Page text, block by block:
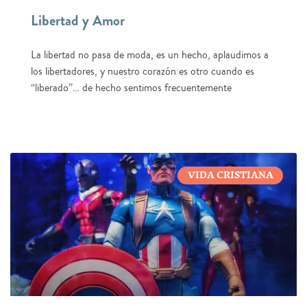
Libertad y Amor
La libertad no pasa de moda, es un hecho, aplaudimos a
los libertadores, y nuestro corazón es otro cuando es
“liberado”… de hecho sentimos frecuentemente
VIDA CRISTIANA